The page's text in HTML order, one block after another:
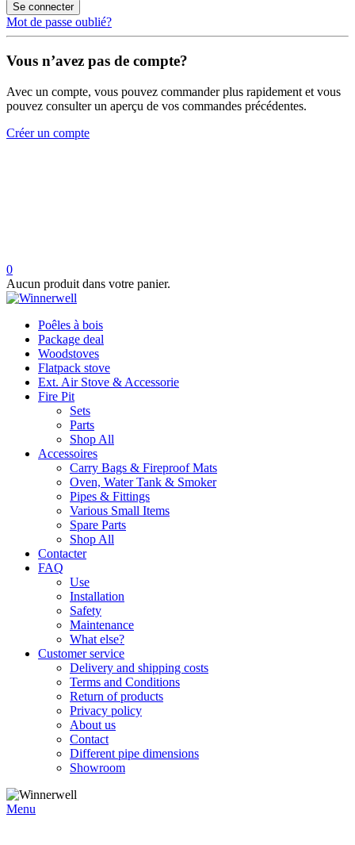
Se connecter
Mot de passe oublié?
Vous n’avez pas de compte?
Avec un compte, vous pouvez commander plus rapidement et vous
pouvez consulter un aperçu de vos commandes précédentes.
Créer un compte
0
Aucun produit dans votre panier.
Poêles à bois
Package deal
Woodstoves
Flatpack stove
Ext. Air Stove & Accessorie
Fire Pit
Sets
Parts
Shop All
Accessoires
Carry Bags & Fireproof Mats
Oven, Water Tank & Smoker
Pipes & Fittings
Various Small Items
Spare Parts
Shop All
Contacter
FAQ
Use
Installation
Safety
Maintenance
What else?
Customer service
Delivery and shipping costs
Terms and Conditions
Return of products
Privacy policy
About us
Contact
Different pipe dimensions
Showroom
Menu